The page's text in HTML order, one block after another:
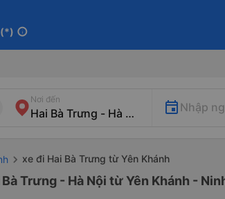
info
Nơi đến
Nhập
xe đi Hai Bà Trưng từ Yên Khánh
Trưng - Hà Nội từ Yên Khánh -